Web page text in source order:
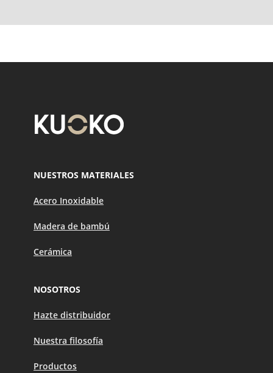
NUESTROS MATERIALES
Acero Inoxidable
Madera de bambú
Cerámica
NOSOTROS
Hazte distribuidor
Nuestra filosofía
Productos